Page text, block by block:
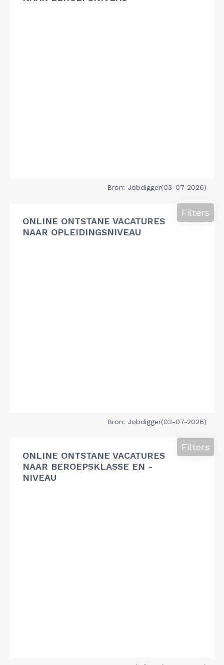
Bron: Jobdigger(03-07-2026)
ONLINE ONTSTANE VACATURES
NAAR OPLEIDINGSNIVEAU
Filters
Bron: Jobdigger(03-07-2026)
ONLINE ONTSTANE VACATURES
NAAR BEROEPSKLASSE EN -
NIVEAU
Filters